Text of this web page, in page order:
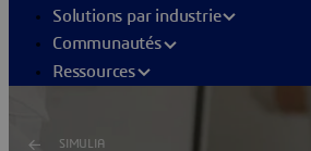
Solutions par industrie
Communautés
Ressources
SIMULIA